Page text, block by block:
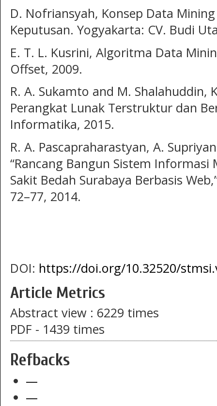
D. Nofriansyah, Konsep Data
Keputusan. Yogyakarta: CV. Budi
E. T. L. Kusrini, Algoritma Data
Offset, 2009.
R. A. Sukamto and M. Shalahuddin,
Perangkat Lunak Terstruktur dan
Informatika, 2015.
R. A. Pascapraharastyan, A.
“Rancang Bangun Sistem Informasi
Sakit Bedah Surabaya Berbasis
72–77, 2014.
DOI: https://doi.org/10.32520/
Article Metrics
Abstract view : 6229 times
PDF - 1439 times
Refbacks
—
—